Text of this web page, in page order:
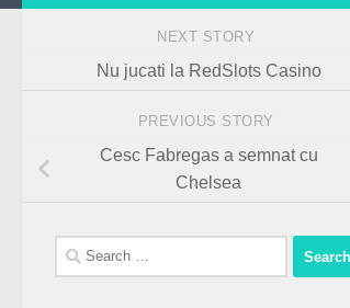
NEXT STORY
Nu jucati la RedSlots Casino
PREVIOUS STORY
Cesc Fabregas a semnat cu
Chelsea
Search
for: